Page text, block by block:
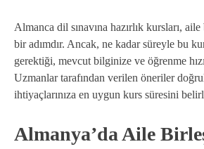
Almanca dil sınavına hazırlık kursları,
bir adımdır. Ancak, ne kadar süreyle bu
gerektiği, mevcut bilginize ve öğrenme
Uzmanlar tarafından verilen öneriler
ihtiyaçlarınıza en uygun kurs süresini
Almanya’da Aile